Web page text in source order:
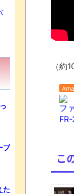
（約
フ
FR-
こ
プ
た